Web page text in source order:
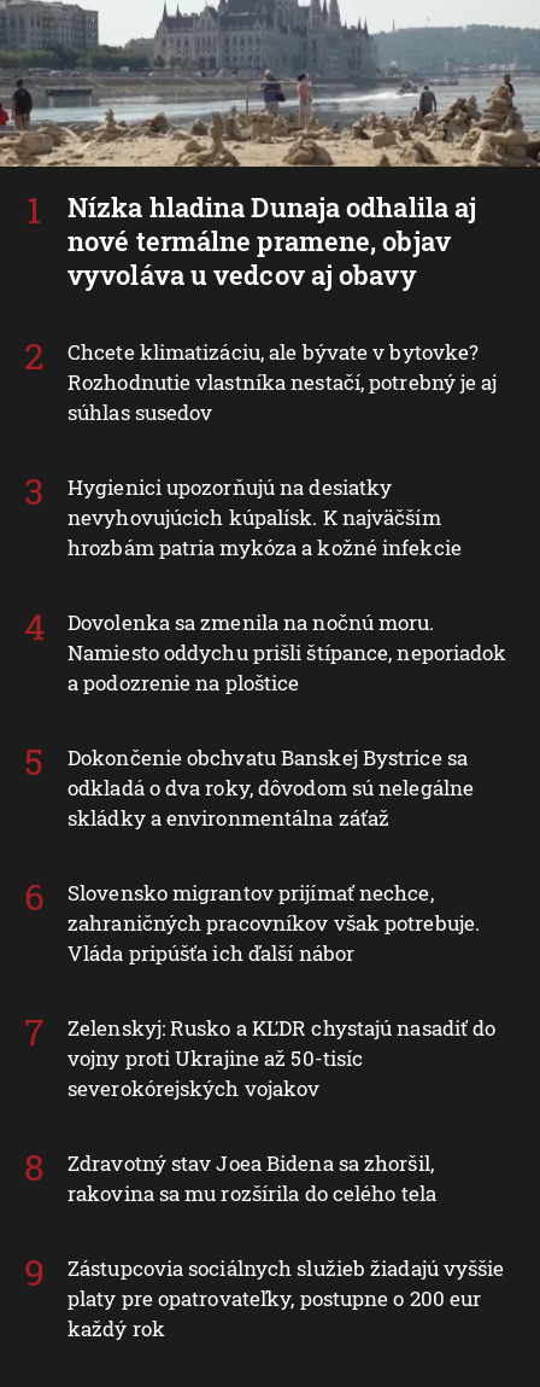
Nízka hladina Dunaja odhalila aj
nové termálne pramene, objav
vyvoláva u vedcov aj obavy
Chcete klimatizáciu, ale bývate v bytovke?
Rozhodnutie vlastníka nestačí, potrebný je aj
súhlas susedov
Hygienici upozorňujú na desiatky
nevyhovujúcich kúpalísk. K najväčším
hrozbám patria mykóza a kožné infekcie
Dovolenka sa zmenila na nočnú moru.
Namiesto oddychu prišli štípance, neporiadok
a podozrenie na ploštice
Dokončenie obchvatu Banskej Bystrice sa
odkladá o dva roky, dôvodom sú nelegálne
skládky a environmentálna záťaž
Slovensko migrantov prijímať nechce,
zahraničných pracovníkov však potrebuje.
Vláda pripúšťa ich ďalší nábor
Zelenskyj: Rusko a KĽDR chystajú nasadiť do
vojny proti Ukrajine až 50-tisíc
severokórejských vojakov
Zdravotný stav Joea Bidena sa zhoršil,
rakovina sa mu rozšírila do celého tela
Zástupcovia sociálnych služieb žiadajú vyššie
platy pre opatrovateľky, postupne o 200 eur
každý rok